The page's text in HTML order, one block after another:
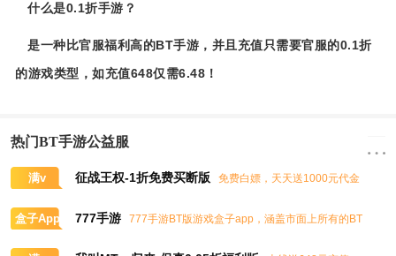
什么是0.1折手游？
是一种比官服福利高的BT手游，并且充值只需要官服的0.1折
的游戏类型，如充值648仅需6.48！
热门BT手游公益服
满v 征战王权-1折免费买断版
免费白嫖，天天送1000元代金
盒子App 777手游
777手游BT版游戏盒子app，涵盖市面上所有的BT